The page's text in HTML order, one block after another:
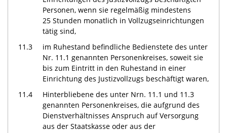
Personen, wenn sie regelmäßig mindestens
25 Stunden monatlich in Vollzugseinrichtungen
tätig sind,
11.3
im Ruhestand befindliche Bedienstete des unter
Nr. 11.1 genannten Personenkreises, soweit sie
bis zum Eintritt in den Ruhestand in einer
Einrichtung des Justizvollzugs beschäftigt waren,
11.4
Hinterbliebene des unter Nrn. 11.1 und 11.3
genannten Personenkreises, die aufgrund des
Dienstverhältnisses Anspruch auf Versorgung
aus der Staatskasse oder aus der